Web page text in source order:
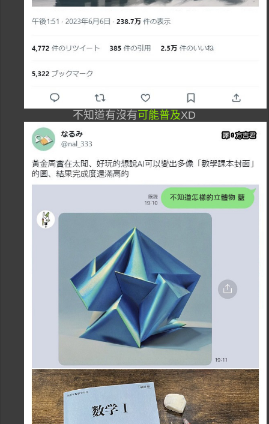
不知道有沒有可能普及XD